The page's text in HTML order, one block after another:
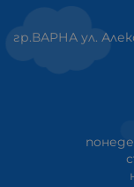
гр.ВАРНА ул.